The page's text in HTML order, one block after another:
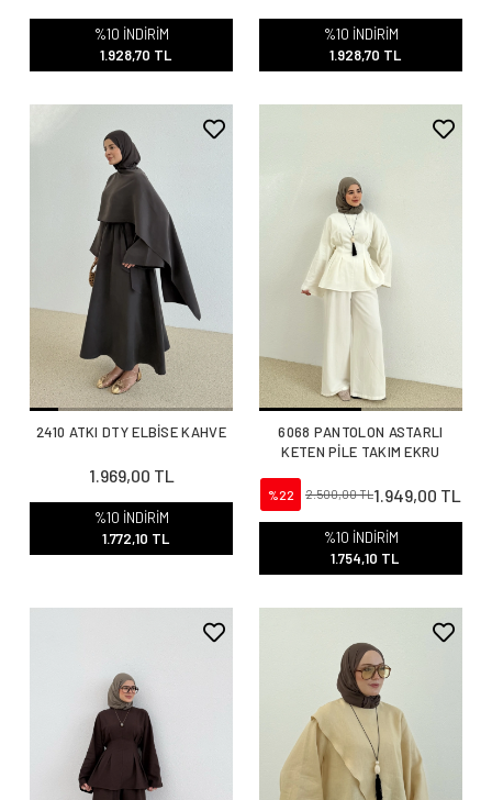
%10 İNDİRİM
1.928,70 TL
%10 İNDİRİM
1.928,70 TL
2410 ATKI DTY ELBİSE KAHVE
1.969,00 TL
%10 İNDİRİM
1.772,10 TL
6068 PANTOLON ASTARLI
KETEN PİLE TAKIM EKRU
%22 2.500,00 TL1.949,00 TL
%10 İNDİRİM
1.754,10 TL